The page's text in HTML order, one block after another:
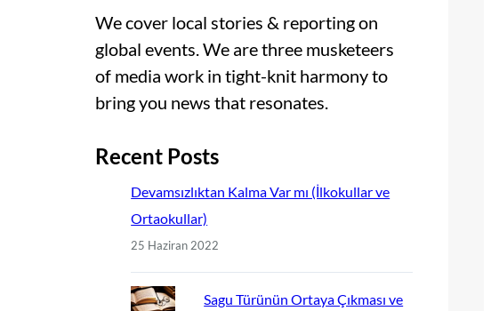
We cover local stories & reporting on
global events. We are three musketeers
of media work in tight-knit harmony to
bring you news that resonates.
Recent Posts
Devamsızlıktan Kalma Var mı (İlkokullar ve
Ortaokullar)
25 Haziran 2022
Sagu Türünün Ortaya Çıkması ve